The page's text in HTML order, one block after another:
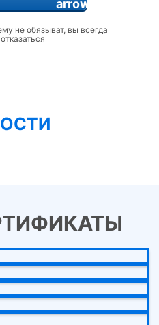
не обязыват, вы всегда